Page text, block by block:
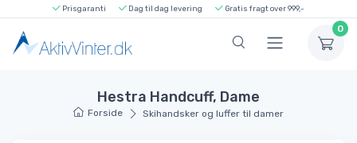
Prisgaranti Dag til dag levering Gratis fragt over 999,-
0
Hestra Handcuff, Dame
Forside Skihandsker og luffer til damer